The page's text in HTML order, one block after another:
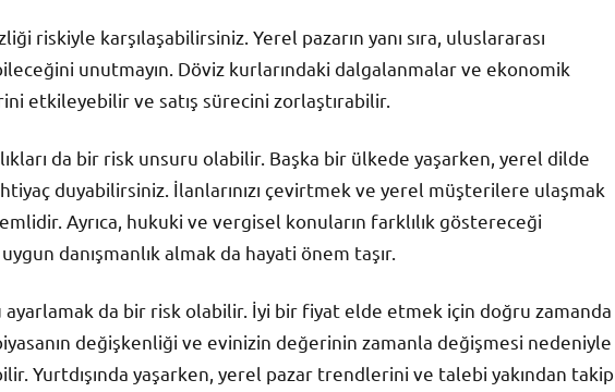
riskiyle karşılaşabilirsiniz. Yerel pazarın yanı sıra, uluslararası
unutmayın. Döviz kurlarındaki dalgalanmalar ve ekonomik
etkileyebilir ve satış sürecini zorlaştırabilir.
da bir risk unsuru olabilir. Başka bir ülkede yaşarken, yerel dilde
duyabilirsiniz. İlanlarınızı çevirtmek ve yerel müşterilere ulaşmak
Ayrıca, hukuki ve vergisel konuların farklılık göstereceği
danışmanlık almak da hayati önem taşır.
ayarlamak da bir risk olabilir. İyi bir fiyat elde etmek için doğru zamanda
değişkenliği ve evinizin değerinin zamanla değişmesi nedeniyle
Yurtdışında yaşarken, yerel pazar trendlerini ve talebi yakından takip